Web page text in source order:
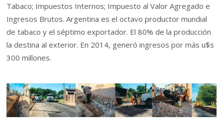
Tabaco; Impuestos Internos; Impuesto al Valor Agregado e
Ingresos Brutos. Argentina es el octavo productor mundial
de tabaco y el séptimo exportador. El 80% de la producción
la destina al exterior. En 2014, generó ingresos por más u$s
300 millones.